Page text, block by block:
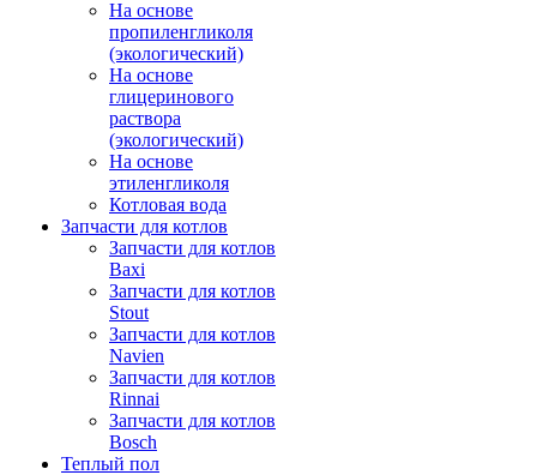
На основе
пропиленгликоля
(экологический)
На основе
глицеринового
раствора
(экологический)
На основе
этиленгликоля
Котловая вода
Запчасти для котлов
Запчасти для котлов
Baxi
Запчасти для котлов
Stout
Запчасти для котлов
Navien
Запчасти для котлов
Rinnai
Запчасти для котлов
Bosch
Теплый пол